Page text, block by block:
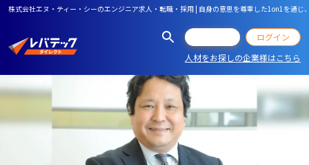
株式会社エヌ・ティー・シーのエンジニア求人・転職・採用 | 自身の意思を尊重した1on1を通
ログイン
人材をお探しの企業様はこちら